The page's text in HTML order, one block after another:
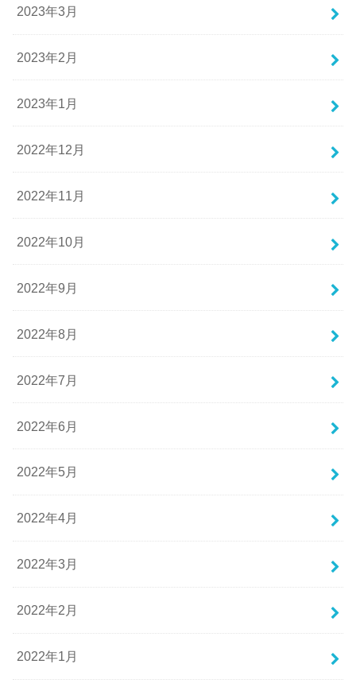
2023年3月
2023年2月
2023年1月
2022年12月
2022年11月
2022年10月
2022年9月
2022年8月
2022年7月
2022年6月
2022年5月
2022年4月
2022年3月
2022年2月
2022年1月